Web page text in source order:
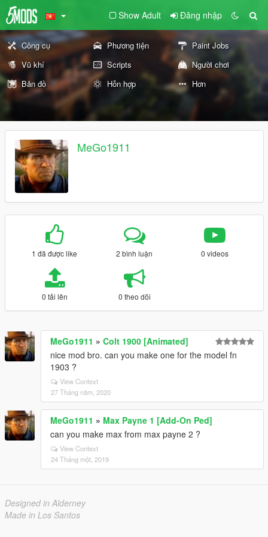
Show Adult Đăng nhập
Công cụ Phương tiện
Paint Jobs
Vũ khí
Scripts
Người chơi
Bản đồ
Hỗn hợp Hơn
MeGo1911
1 đã được like 2 bình luận 0 videos
0 tải lên 0 theo dõi
MeGo1911 » Colt 1900 [Animated]
nice mod bro. can you make one for the model fn
1903 ?
View Context
27 Tháng năm, 2020
MeGo1911 » Max Payne 1 [Add-On Ped]
can you make max from max payne 2 ?
View Context
24 Tháng một, 2019
Designed in Alderney
Made in Los Santos